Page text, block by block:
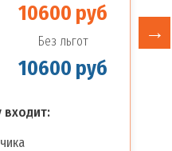
10600 руб
Без льгот
10600 руб
входит: